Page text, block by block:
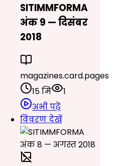
SITIMMFORMA
अंक 9 — दिसंबर
2018
magazines.card.pages
15 मि
1
अभी पढ़ें
विवरण देखें